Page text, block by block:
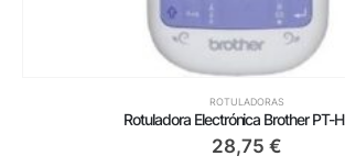
ROTULADORAS
Rotuladora Electrónica Brother PT-
28,75 €